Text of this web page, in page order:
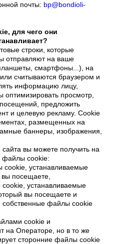
и моторы
редуктором для Bondioli &
блоки
системы управления
почты: bp@bondioli-
для чего они
строки, которые
отправляют на ваше
смартфоны...), на
считываются браузером и
информацию лицу,
оптимизировать просмотр,
посещений, предложить
и целевую рекламу. Cookie
размещенных на
баннеры, изображения,
вы можете получить на
файлы cookie:
cookie, устанавливаемые
посещаете,
устанавливаемые
вы посещаете и
собственные файлы cookie
cookie и
на Операторе, но в то же
сторонние файлы cookie